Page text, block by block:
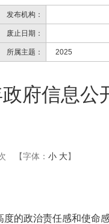
发布机构：
废止日期：
所属主题： 2025
府信息公
【字体： 小 大】
的政治责任感和使命